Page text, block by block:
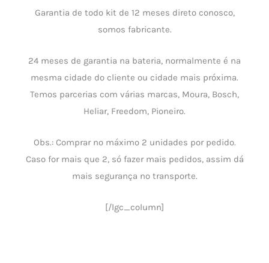
Garantia de todo kit de 12 meses direto conosco,
somos fabricante.
24 meses de garantia na bateria, normalmente é na
mesma cidade do cliente ou cidade mais próxima.
Temos parcerias com várias marcas, Moura, Bosch,
Heliar, Freedom, Pioneiro.
Obs.: Comprar no máximo 2 unidades por pedido.
Caso for mais que 2, só fazer mais pedidos, assim dá
mais segurança no transporte.
[/lgc_column]